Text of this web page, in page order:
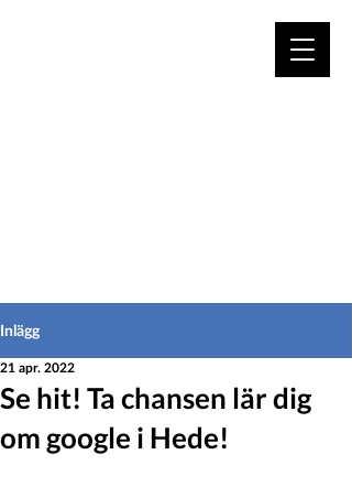
Inlägg
Se hit! Ta chansen lär dig
om google i Hede!
21 apr. 2022